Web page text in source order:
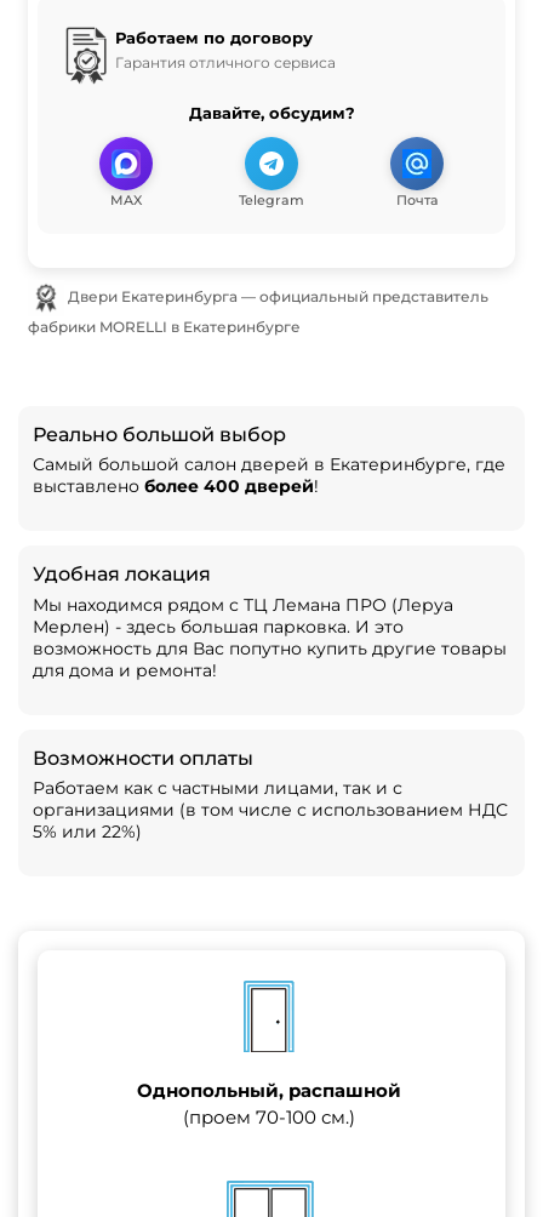
Работаем по договору
Гарантия отличного сервиса
Давайте, обсудим?
MAX Telegram Почта
фабрики MORELLI в Екатеринбурге
Реально большой выбор
Самый большой салон дверей в Екатеринбурге, где
выставлено более 400 дверей!
Удобная локация
Мы находимся рядом с ТЦ Лемана ПРО (Леруа
Мерлен) - здесь большая парковка. И это
возможность для Вас попутно купить другие товары
для дома и ремонта!
Возможности оплаты
Работаем как с частными лицами, так и с
организациями (в том числе с использованием НДС
5% или 22%)
Однопольный, распашной
(проем 70-100 см.)